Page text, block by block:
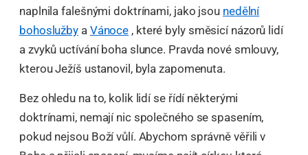
naplnila falešnými doktrínami, jako jsou nedělní
bohoslužby a Vánoce , které byly směsicí názorů lidí
a zvyků uctívání boha slunce. Pravda nové smlouvy,
kterou Ježíš ustanovil, byla zapomenuta.
Bez ohledu na to, kolik lidí se řídí některými
doktrínami, nemají nic společného se spasením,
pokud nejsou Boží vůlí. Abychom správně věřili v